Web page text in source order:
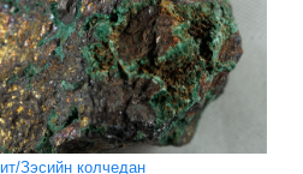
Зэсийн колчедан